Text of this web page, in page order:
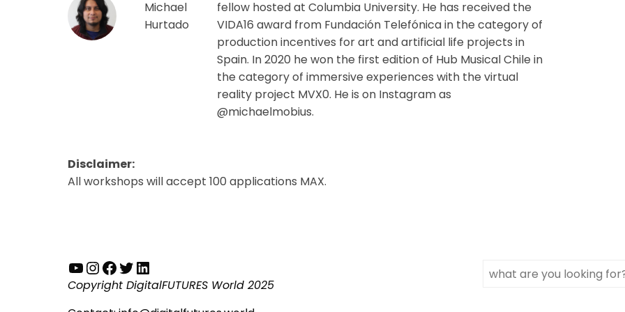
Michael
Hurtado
fellow hosted at Columbia University. He has received the
VIDA16 award from Fundación Telefónica in the category of
production incentives for art and artificial life projects in
Spain. In 2020 he won the first edition of Hub Musical Chile in
the category of immersive experiences with the virtual
reality project MVX0. He is on Instagram as
@michaelmobius.
Disclaimer:
All workshops will accept 100 applications MAX.
YouTube
Instagram
Facebook
Twitter
LinkedIn
Copyright DigitalFUTURES World 2025
Search